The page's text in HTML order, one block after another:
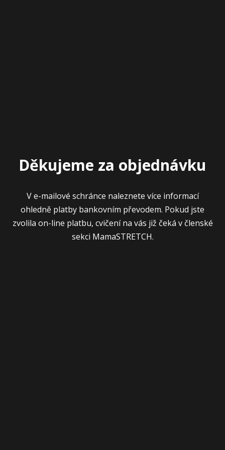
Děkujeme za objednávku
V e-mailové schránce naleznete více informací
ohledně platby bankovním převodem. Pokud jste
zvolila on-line platbu, cvičení na vás již čeká v členské
sekci MamaSTRETCH.